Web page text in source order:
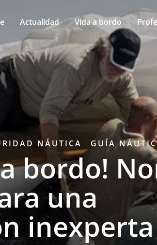
Actualidad Vida a bordo
NÁUTICA GUÍA
bordo!
una
inexperta